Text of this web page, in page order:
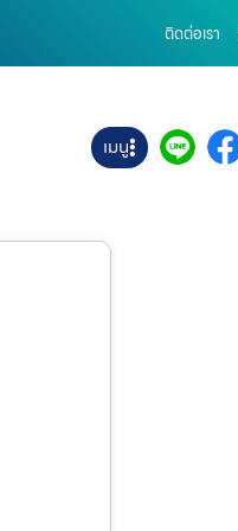
ติดต่อเรา
เมนู